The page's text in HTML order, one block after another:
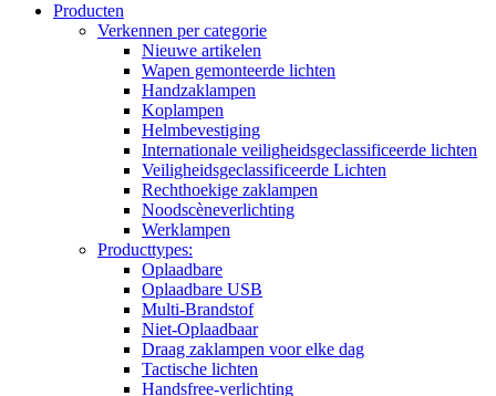
Producten
Verkennen per categorie
Nieuwe artikelen
Wapen gemonteerde lichten
Handzaklampen
Koplampen
Helmbevestiging
Internationale veiligheidsgeclassificeerde lichten
Veiligheidsgeclassificeerde Lichten
Rechthoekige zaklampen
Noodscèneverlichting
Werklampen
Producttypes:
Oplaadbare
Oplaadbare USB
Multi-Brandstof
Niet-Oplaadbaar
Draag zaklampen voor elke dag
Tactische lichten
Handsfree-verlichting